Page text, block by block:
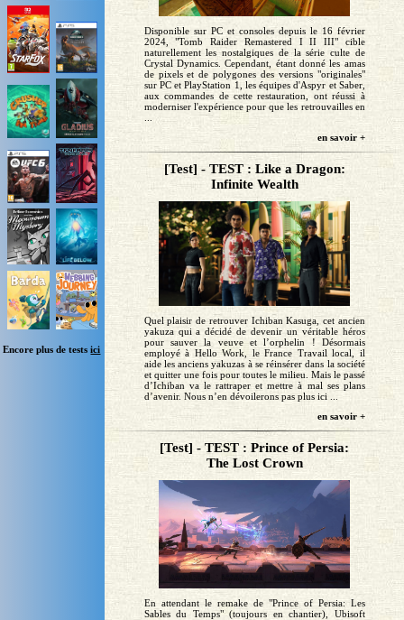
Encore plus de testsici
Disponible sur PC et consoles depuis le 16 février
2024, "Tomb Raider Remastered I II III" cible
naturellement les nostalgiques de la série culte de
Crystal Dynamics. Cependant, étant donné les amas
de pixels et de polygones des versions "originales"
sur PC et PlayStation 1, les équipes d'Aspyr et Saber,
aux commandes de cette restauration, ont réussi à
moderniser l'expérience pour que les retrouvailles en
en savoir +
[Test] - TEST : Like a Dragon:
Infinite Wealth
Quel plaisir de retrouver Ichiban Kasuga, cet ancien
yakuza qui a décidé de devenir un véritable héros
pour sauver la veuve et l’orphelin ! Désormais
employé à Hello Work, le France Travail local, il
aide les anciens yakuzas à se réinsérer dans la société
et quitter une fois pour toutes le milieu. Mais le passé
d’Ichiban va le rattraper et mettre à mal ses plans
d’avenir. Nous n’en dévoilerons pas plus ici ...
en savoir +
[Test] - TEST : Prince of Persia:
The Lost Crown
En attendant le remake de "Prince of Persia: Les
Sables du Temps" (toujours en chantier), Ubisoft